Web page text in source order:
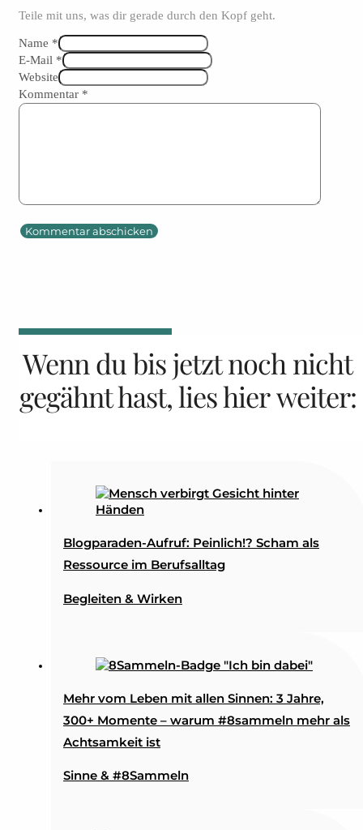
Teile mit uns, was dir gerade durch den Kopf geht.
Name *
E-Mail *
Website
Kommentar *
Wenn du bis jetzt noch nicht
gegähnt hast, lies hier weiter:
Blogparaden-Aufruf: Peinlich!? Scham als
Ressource im Berufsalltag
Begleiten & Wirken
Mehr vom Leben mit allen Sinnen: 3 Jahre,
300+ Momente – warum #8sammeln mehr als
Achtsamkeit ist
Sinne & #8Sammeln